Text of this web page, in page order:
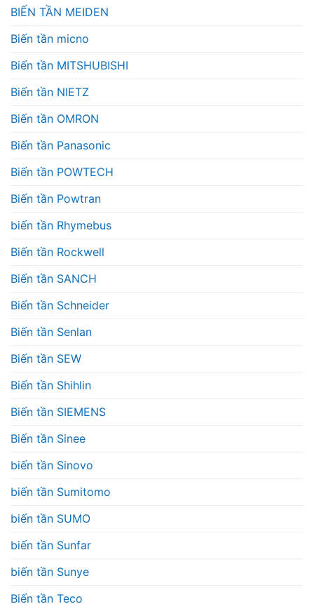
BIẾN TẦN MEIDEN
Biến tần micno
Biến tần MITSHUBISHI
Biến tần NIETZ
Biến tần OMRON
Biến tần Panasonic
Biến tần POWTECH
Biến tần Powtran
biến tần Rhymebus
Biến tần Rockwell
Biến tần SANCH
Biến tần Schneider
Biến tần Senlan
Biến tần SEW
Biến tần Shihlin
Biến tần SIEMENS
Biến tần Sinee
biến tần Sinovo
biến tần Sumitomo
biến tần SUMO
biến tần Sunfar
biến tần Sunye
Biến tần Teco